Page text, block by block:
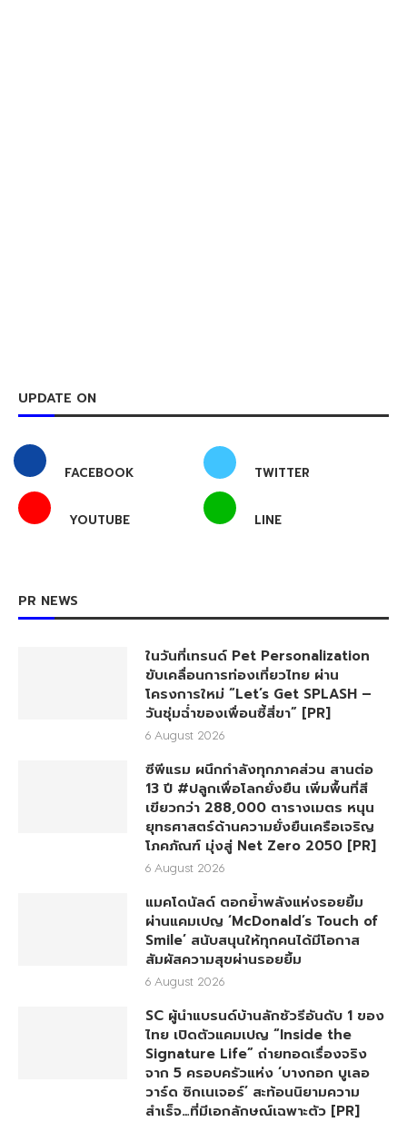
UPDATE ON
FACEBOOK TWITTER
YOUTUBE LINE
PR NEWS
ในวันที่เทรนด์ Pet Personalization
ขับเคลื่อนการท่องเที่ยวไทย ผ่าน
โครงการใหม่ “Let’s Get SPLASH –
วันชุ่มฉ่ำของเพื่อนซี้สี่ขา” [PR]
6 August 2026
ซีพีแรม ผนึกกำลังทุกภาคส่วน สานต่อ
13 ปี #ปลูกเพื่อโลกยั่งยืน เพิ่มพื้นที่สี
เขียวกว่า 288,000 ตารางเมตร หนุน
ยุทธศาสตร์ด้านความยั่งยืนเครือเจริญ
โภคภัณฑ์ มุ่งสู่ Net Zero 2050 [PR]
6 August 2026
แมคโดนัลด์ ตอกย้ำพลังแห่งรอยยิ้ม
ผ่านแคมเปญ ‘McDonald’s Touch of
Smile’ สนับสนุนให้ทุกคนได้มีโอกาส
สัมผัสความสุขผ่านรอยยิ้ม
6 August 2026
SC ผู้นำแบรนด์บ้านลักชัวรีอันดับ 1 ของ
ไทย เปิดตัวแคมเปญ “Inside the
Signature Life” ถ่ายทอดเรื่องจริง
จาก 5 ครอบครัวแห่ง ‘บางกอก บูเลอ
วาร์ด ซิกเนเจอร์’ สะท้อนนิยามความ
สำเร็จ…ที่มีเอกลักษณ์เฉพาะตัว [PR]